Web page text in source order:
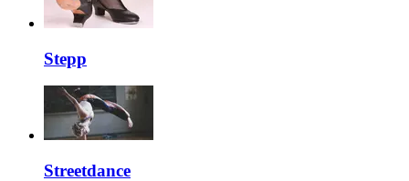
Stepp
Streetdance